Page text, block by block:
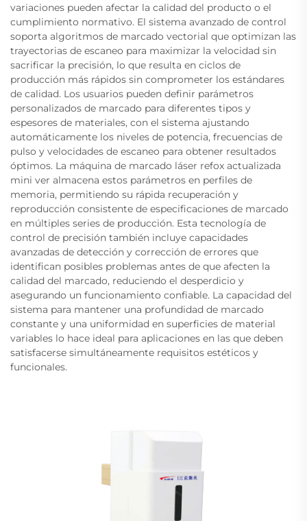
variaciones pueden afectar la calidad del producto o el
cumplimiento normativo. El sistema avanzado de control
soporta algoritmos de marcado vectorial que optimizan las
trayectorias de escaneo para maximizar la velocidad sin
sacrificar la precisión, lo que resulta en ciclos de
producción más rápidos sin comprometer los estándares
de calidad. Los usuarios pueden definir parámetros
personalizados de marcado para diferentes tipos y
espesores de materiales, con el sistema ajustando
automáticamente los niveles de potencia, frecuencias de
pulso y velocidades de escaneo para obtener resultados
óptimos. La máquina de marcado láser refox actualizada
mini ver almacena estos parámetros en perfiles de
memoria, permitiendo su rápida recuperación y
reproducción consistente de especificaciones de marcado
en múltiples series de producción. Esta tecnología de
control de precisión también incluye capacidades
avanzadas de detección y corrección de errores que
identifican posibles problemas antes de que afecten la
calidad del marcado, reduciendo el desperdicio y
asegurando un funcionamiento confiable. La capacidad del
sistema para mantener una profundidad de marcado
constante y una uniformidad en superficies de material
variables lo hace ideal para aplicaciones en las que deben
satisfacerse simultáneamente requisitos estéticos y
funcionales.